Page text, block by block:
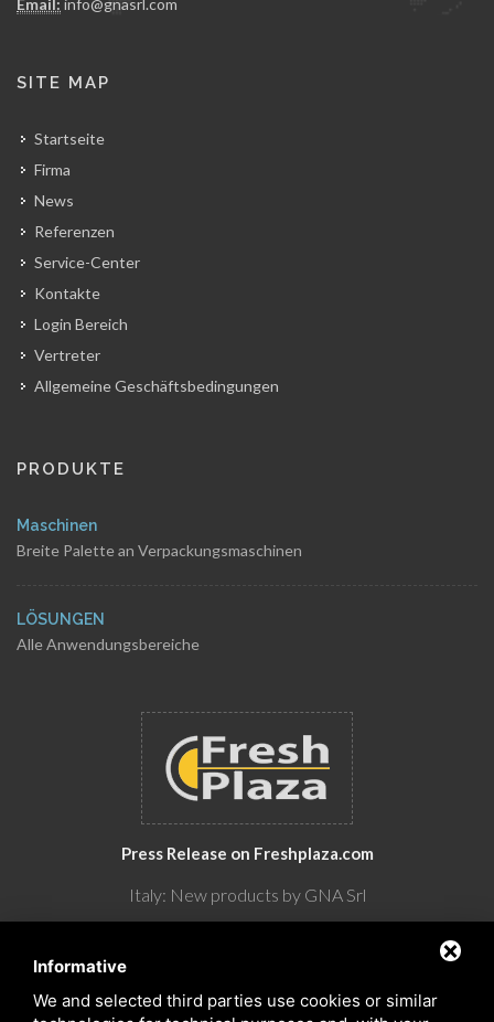
Email: info@gnasrl.com
SITE MAP
Startseite
Firma
News
Referenzen
Service-Center
Kontakte
Login Bereich
Vertreter
Allgemeine Geschäftsbedingungen
PRODUKTE
Maschinen
Breite Palette an Verpackungsmaschinen
LÖSUNGEN
Alle Anwendungsbereiche
Press Release on Freshplaza.com
Italy: New products by GNA Srl
Informative
We and selected third parties use cookies or similar